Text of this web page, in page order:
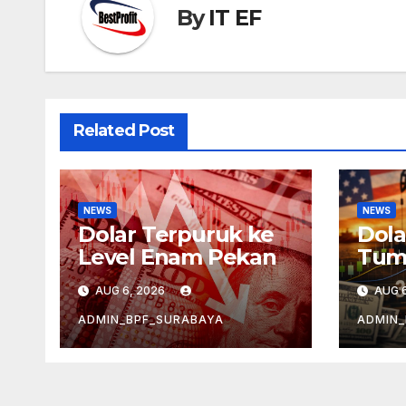
ByIT EF
Related Post
NEWS
Dolar Terpuruk ke
Level Enam Pekan
AUG 6, 2026
ADMIN_BPF_SURABAYA
NEWS
AUG